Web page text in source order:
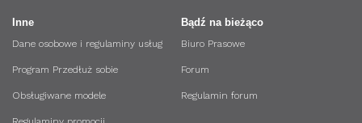
Bądź na bieżąco
Biuro Prasowe
Forum
Regulamin forum
Inne
Dane osobowe i regulaminy usług
Program Przedłuż sobie
Obsługiwane modele